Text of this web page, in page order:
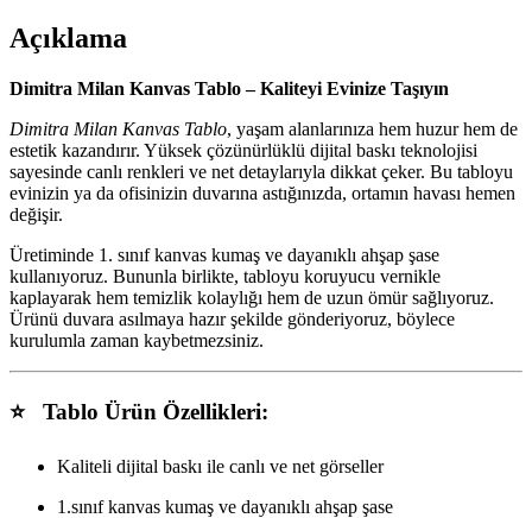
Açıklama
Dimitra Milan Kanvas Tablo – Kaliteyi Evinize Taşıyın
Dimitra Milan Kanvas Tablo, yaşam alanlarınıza hem huzur hem de
estetik kazandırır. Yüksek çözünürlüklü dijital baskı teknolojisi
sayesinde canlı renkleri ve net detaylarıyla dikkat çeker. Bu tabloyu
evinizin ya da ofisinizin duvarına astığınızda, ortamın havası hemen
değişir.
Üretiminde 1. sınıf kanvas kumaş ve dayanıklı ahşap şase
kullanıyoruz. Bununla birlikte, tabloyu koruyucu vernikle
kaplayarak hem temizlik kolaylığı hem de uzun ömür sağlıyoruz.
Ürünü duvara asılmaya hazır şekilde gönderiyoruz, böylece
kurulumla zaman kaybetmezsiniz.
⭐ Tablo Ürün Özellikleri:
Kaliteli dijital baskı ile canlı ve net görseller
1.sınıf kanvas kumaş ve dayanıklı ahşap şase